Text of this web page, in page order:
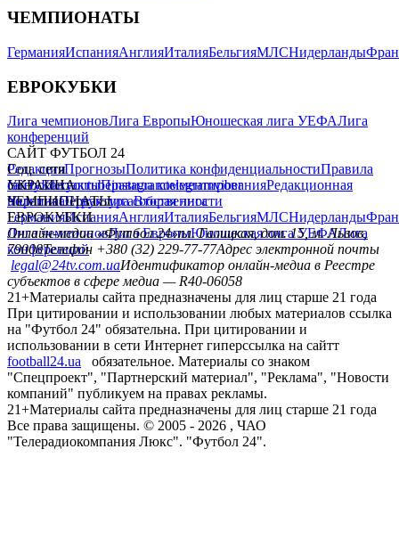
ЧЕМПИОНАТЫ
ГерманияИспанияАнглияИталияБельгияМЛСНидерланды
ЕВРОКУБКИ
Лига чемпионовЛига ЕвропыЮношеская лига УЕФАЛига
конференций
САЙТ ФУТБОЛ 24
РедакцияПрогнозыПолитика конфиденциальностиПравила
сайтуКонтактыПравила комментированияРедакционная
политикаСтруктура собственности
Соц. сети
facebookxyoutubeinstagramtelegramviber
УКРАИНА
УкраинаПервая лигаВторая лига
ЧЕМПИОНАТЫ
ГерманияИспанияАнглияИталияБельгияМЛСНидерланды
ЕВРОКУБКИ
Лига чемпионовЛига ЕвропыЮношеская лига УЕФАЛига
конференций
Онлайн-медиа «Футбол 24»пл. Галицкая, дом. 15, м. Львов,
79008Телефон +380 (32) 229-77-77Адрес электронной почты
legal@24tv.com.uaИдентификатор онлайн-медиа в Реестре
субъектов в сфере медиа — R40-06058
21+Материалы сайта предназначены для лиц старше 21 года
При цитировании и использовании любых материалов ссылка
на "Футбол 24" обязательна. При цитировании и
использовании в сети Интернет гиперссылка на сайтт
football24.ua
обязательное. Материалы со знаком
"Спецпроект", "Партнерский материал", "Реклама", "Новости
компаний" публикуем на правах рекламы.
21+Материалы сайта предназначены для лиц старше 21 года
Все права защищены. © 2005 - 2026 , ЧАО
"Телерадиокомпания Люкс". "Футбол 24".